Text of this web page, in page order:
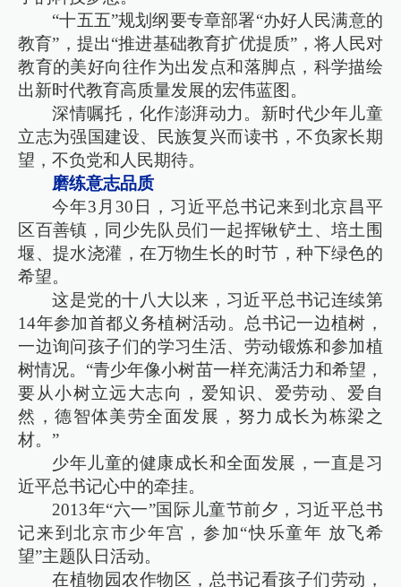
“十五五”规划纲要专章部署“办好人民满意的
教育”，提出“推进基础教育扩优提质”，将人民对
教育的美好向往作为出发点和落脚点，科学描绘
出新时代教育高质量发展的宏伟蓝图。
深情嘱托，化作澎湃动力。新时代少年儿童
立志为强国建设、民族复兴而读书，不负家长期
望，不负党和人民期待。
磨练意志品质
今年3月30日，习近平总书记来到北京昌平
区百善镇，同少先队员们一起挥锹铲土、培土围
堰、提水浇灌，在万物生长的时节，种下绿色的
希望。
这是党的十八大以来，习近平总书记连续第
14年参加首都义务植树活动。总书记一边植树，
一边询问孩子们的学习生活、劳动锻炼和参加植
树情况。“青少年像小树苗一样充满活力和希望，
要从小树立远大志向，爱知识、爱劳动、爱自
然，德智体美劳全面发展，努力成长为栋梁之
材。”
少年儿童的健康成长和全面发展，一直是习
近平总书记心中的牵挂。
2013年“六一”国际儿童节前夕，习近平总书
记来到北京市少年宫，参加“快乐童年 放飞希
望”主题队日活动。
在植物园农作物区，总书记看孩子们劳动，